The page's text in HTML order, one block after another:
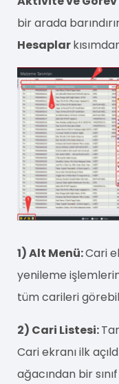
bir arada
Hesaplar
1) Alt Menü:Cari
yenileme
tüm carileri
2) Cari Listesi:
Cari ekranı ilk
ağacından bir